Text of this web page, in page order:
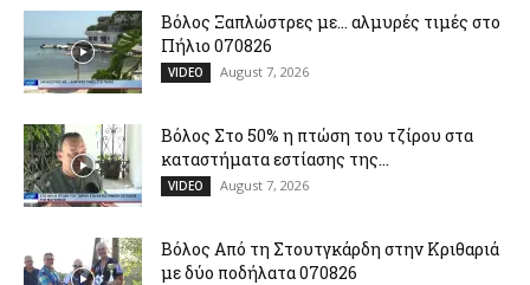
Βόλος Ξαπλώστρες με… αλμυρές τιμές στο
Πήλιο 070826
VIDEO August 7, 2026
Βόλος Στο 50% η πτώση του τζίρου στα
καταστήματα εστίασης της...
VIDEO August 7, 2026
Βόλος Από τη Στουτγκάρδη στην Κριθαριά
με δύο ποδήλατα 070826